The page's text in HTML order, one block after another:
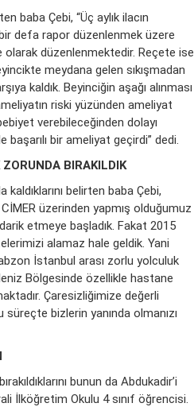
baba Çebi, “Üç aylık ilacın
defa rapor düzenlenmek üzere
düzenlenmektedir. Reçete ise
meydana gelen sıkışmadan
kaldık. Beyinciğin aşağı alınması
riski yüzünden ameliyat
verebileceğinden dolayı
bir ameliyat geçirdi” dedi.
BIRAKILDIK
belirten baba Çebi,
üzerinden yapmış olduğumuz
etmeye başladık. Fakat 2015
alamaz hale geldik. Yani
İstanbul arası zorlu yolculuk
Bölgesinde özellikle hastane
Çaresizliğimize değerli
bizlerin yanında olmanızı
bunun da Abdukadir’i
İlköğretim Okulu 4 sınıf öğrencisi.